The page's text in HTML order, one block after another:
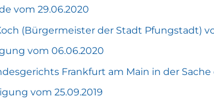
vom 29.06.2020
(Bürgermeister der Stadt Pfungstadt)
vom 06.06.2020
Frankfurt am Main in der Sache
vom 25.09.2019